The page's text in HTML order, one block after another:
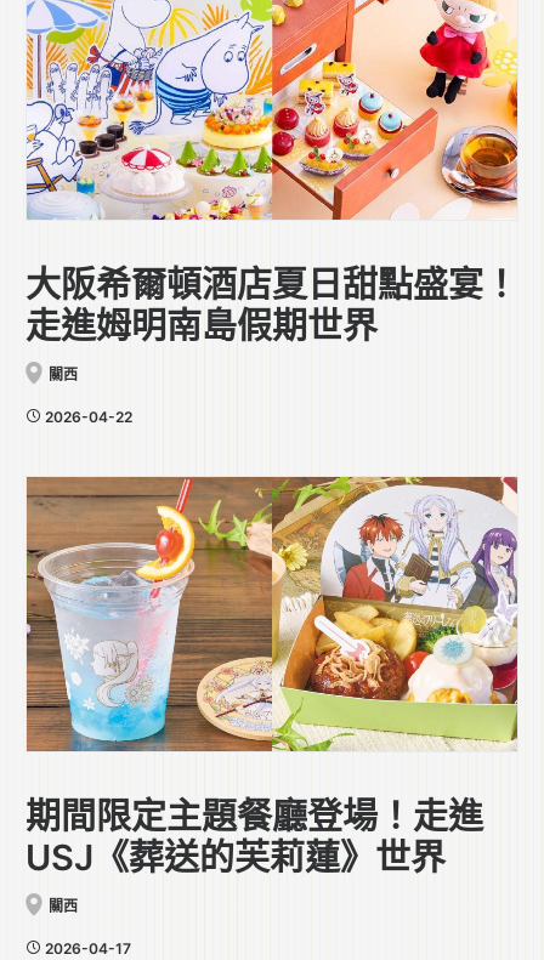
大阪希爾頓酒店夏日甜點盛宴！
走進姆明南島假期世界
關西
2026-04-22
期間限定主題餐廳登場！走進
USJ《葬送的芙莉蓮》世界
關西
2026-04-17